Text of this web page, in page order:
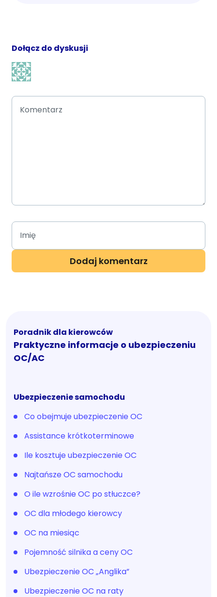
Dołącz do dyskusji
Poradnik dla kierowców
Praktyczne informacje o ubezpieczeniu
OC/AC
Ubezpieczenie samochodu
Co obejmuje ubezpieczenie OC
Assistance krótkoterminowe
Ile kosztuje ubezpieczenie OC
Najtańsze OC samochodu
O ile wzrośnie OC po stłuczce?
OC dla młodego kierowcy
OC na miesiąc
Pojemność silnika a ceny OC
Ubezpieczenie OC „Anglika”
Ubezpieczenie OC na raty